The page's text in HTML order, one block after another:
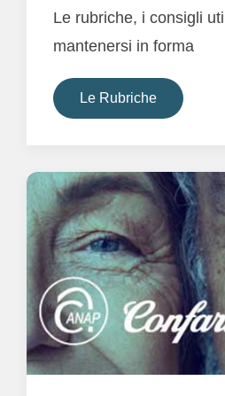
Le rubriche, i consigli
mantenersi in forma
Le Rubriche